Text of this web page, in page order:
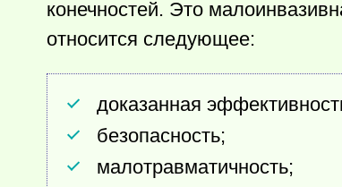
конечностей. Это
относится следующее:
доказанная
безопасность;
малотравматичность;